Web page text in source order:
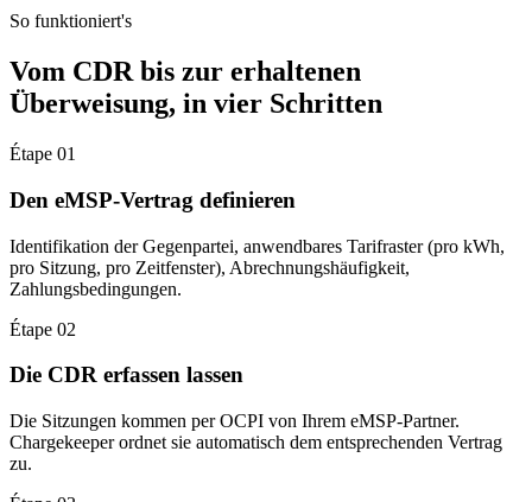
So funktioniert's
Vom CDR bis zur erhaltenen
Überweisung, in vier Schritten
Étape 01
Den eMSP-Vertrag definieren
Identifikation der Gegenpartei, anwendbares Tarifraster (pro kWh,
pro Sitzung, pro Zeitfenster), Abrechnungshäufigkeit,
Zahlungsbedingungen.
Étape 02
Die CDR erfassen lassen
Die Sitzungen kommen per OCPI von Ihrem eMSP-Partner.
Chargekeeper ordnet sie automatisch dem entsprechenden Vertrag
zu.